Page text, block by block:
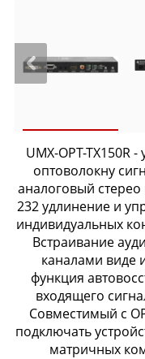
UMX-OPT-TX150R
оптоволокну
аналоговый стерео
232 удлинение и
индивидуальных
Встраивание
каналами виде
функция
входящего
Совместимый с
подключать
матричных